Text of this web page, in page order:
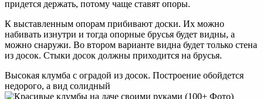
придется держать, потому чаще ставят опоры.
К выставленным опорам прибивают доски. Их можно
набивать изнутри и тогда опорные брусья будет видны, а
можно снаружи. Во втором варианте видна будет только стена
из досок. Стыки досок должны приходится на брусья.
Высокая клумба с оградой из досок. Построение обойдется
недорого, а вид солидный